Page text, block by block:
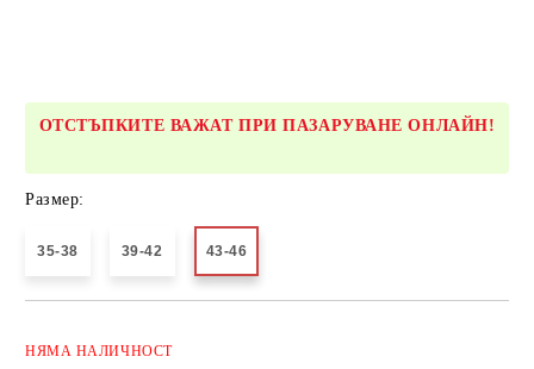
ОТСТЪПКИТЕ ВАЖАТ ПРИ ПАЗАРУВАНЕ ОНЛАЙН!
Размер:
35-38 39-42 43-46
НЯМА НАЛИЧНОСТ